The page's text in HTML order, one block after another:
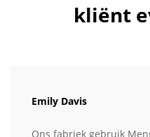
kliënt
Emily Davis
Ons fabriek gebruik